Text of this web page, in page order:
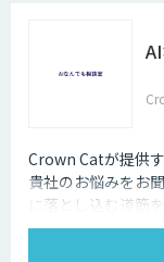
Crown Catが提供
貴社のお悩みをお
に落とし込む道筋
最新の事例はもち